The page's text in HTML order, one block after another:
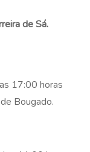
de Sá.
17:00 horas
Bougado.